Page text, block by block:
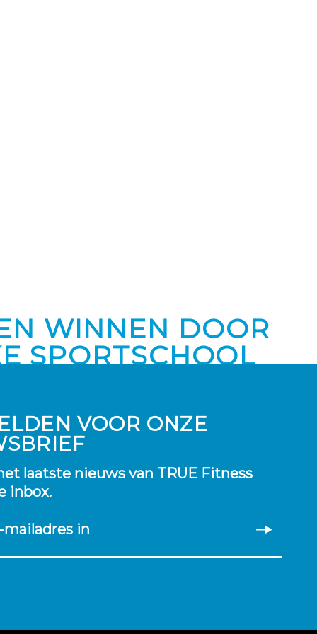
WINNEN DOOR
SPORTSCHOOL
VOOR ONZE
laatste nieuws van TRUE Fitness
inbox.
mailadres in